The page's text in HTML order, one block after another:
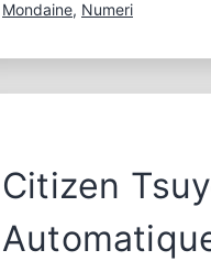
Mondaine, Numeri
Citizen